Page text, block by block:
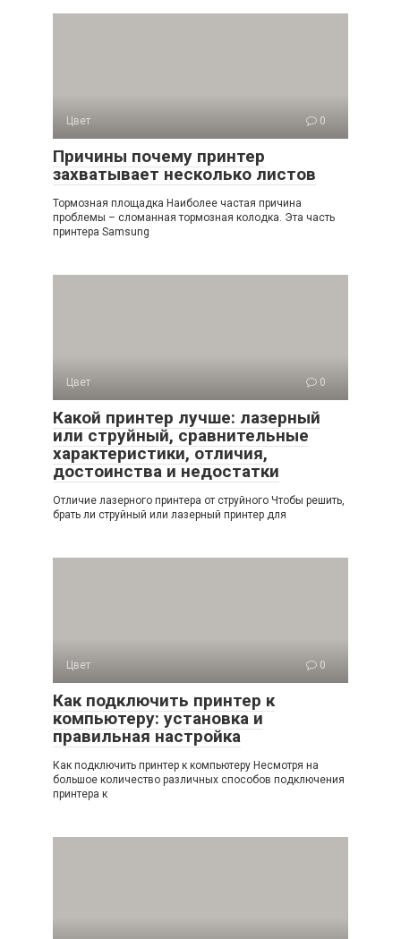
Цвет 0
Причины почему принтер
захватывает несколько листов
Тормозная площадка Наиболее частая причина
проблемы – сломанная тормозная колодка. Эта часть
принтера Samsung
Цвет 0
Какой принтер лучше: лазерный
или струйный, сравнительные
характеристики, отличия,
достоинства и недостатки
Отличие лазерного принтера от струйного Чтобы решить,
брать ли струйный или лазерный принтер для
Цвет 0
Как подключить принтер к
компьютеру: установка и
правильная настройка
Как подключить принтер к компьютеру Несмотря на
большое количество различных способов подключения
принтера к